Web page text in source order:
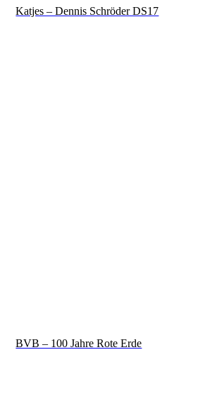
Katjes – Dennis Schröder DS17
BVB – 100 Jahre Rote Erde